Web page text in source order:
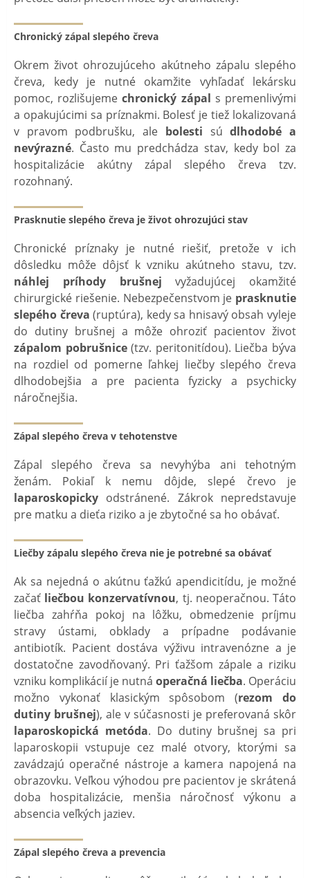
Chronický zápal slepého čreva
Okrem život ohrozujúceho akútneho zápalu slepého
čreva, kedy je nutné okamžite vyhľadať lekársku
pomoc, rozlišujemechronický zápal s premenlivými
a opakujúcimi sa príznakmi. Bolesť je tiež lokalizovaná
v pravom podbrušku, ale bolesti súdlhodobé a
nevýrazné. Často mu predchádza stav, kedy bol za
hospitalizácie akútny zápal slepého čreva tzv.
rozohnaný.
Prasknutie slepého čreva je život ohrozujúci stav
Chronické príznaky je nutné riešiť, pretože v ich
dôsledku môže dôjsť k vzniku akútneho stavu, tzv.
náhlej príhody brušnej vyžadujúcej okamžité
chirurgické riešenie. Nebezpečenstvom je prasknutie
slepého čreva (ruptúra), kedy sa hnisavý obsah vyleje
do dutiny brušnej a môže ohroziť pacientov život
zápalom pobrušnice(tzv. peritonitídou). Liečba býva
na rozdiel od pomerne ľahkej liečby slepého čreva
dlhodobejšia a pre pacienta fyzicky a psychicky
náročnejšia.
Zápal slepého čreva v tehotenstve
Zápal slepého čreva sa nevyhýba ani tehotným
ženám. Pokiaľ k nemu dôjde, slepé črevo je
laparoskopicky odstránené. Zákrok nepredstavuje
pre matku a dieťa riziko a je zbytočné sa ho obávať.
Liečby zápalu slepého čreva nie je potrebné sa obávať
Ak sa nejedná o akútnu ťažkú ​​apendicitídu, je možné
začať liečbou konzervatívnou, tj. neoperačnou. Táto
liečba zahŕňa pokoj na lôžku, obmedzenie príjmu
stravy ústami, obklady a prípadne podávanie
antibiotík. Pacient dostáva výživu intravenózne a je
dostatočne zavodňovaný. Pri ťažšom zápale a riziku
vzniku komplikácií je nutná operačná liečba. Operáciu
možno vykonať klasickým spôsobom (rezom do
dutiny brušnej), ale v súčasnosti je preferovaná skôr
laparoskopická metóda. Do dutiny brušnej sa pri
laparoskopii vstupuje cez malé otvory, ktorými sa
zavádzajú operačné nástroje a kamera napojená na
obrazovku. Veľkou výhodou pre pacientov je skrátená
doba hospitalizácie, menšia náročnosť výkonu a
absencia veľkých jaziev.
Zápal slepého čreva a prevencia